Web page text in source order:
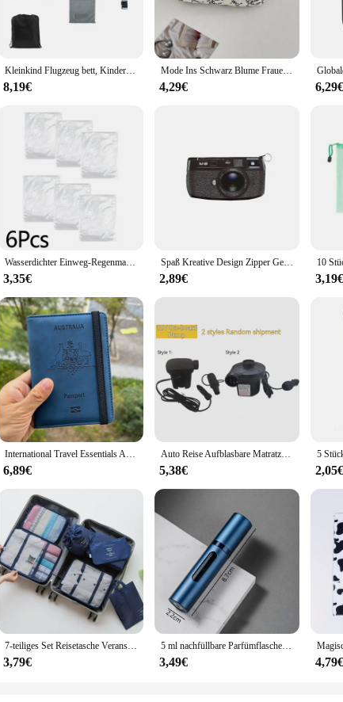
a vendor seeking reliable products to offer your customers, the reise baby
these sets grow with your child, ensuring a comfortable and safe sleep
it an excellent choice for both personal use and retail.
includes convenient features such as under-bed storage and
your product offerings or a parent seeking a high-quality, adaptable
Kleinkind Flugzeug bett, Kinder Flugzeug Sitz Extender Reise bett, Kinder Flugzeug Reise Essentials, Baby tragbare Flugzeug Bett Fuß stütze
8,19€
Mode Ins Schwarz Blume Frauen Quilten Taschen Handtasche Reise Veranstalter Kosmetik Make-Up Lagerung Beutel Tragbare Zipper Tote Tasche
4,29€ 6,29€
Wasserdichter Einweg-Regenmantel für Outdoor-Wandern, Bergreisen, Notfall, transparent, tragbar, für Erwachsene, Poncho-Regen
3,35€
Spaß Kreative Design Zipper Geldbörse Männer Kamera Musik Band Print Retro Kunst Lagerung Tasche Lippenstift Key Kosmetik Damen Schönheit tasche
2,89€ 3,19€
International Travel Essentials Australian Passport Covers Rfid Personalisierte Reisepass-Geldbörse mit RFID
6,89€
Auto Reise Aufblasbare Matratze Luft Bett Rücksitz Zubehör Hinten Clearance Pad Lücke Polsterung Fern Auto Camping Artefakt
5,38€ 2,05€
7-teiliges Set Reisetasche Veranstalter Kleidung Gepäck Reise veranstalter Decke Schuhe Veranstalter Tasche Koffer Tasche Pack würfel
3,79€
5 ml nachfüllbare Parfümflasche aus Glas mit Sprühduftpumpe, tragbare Reise, leere Kosmetikbehälter, Mini-Spray-Zerstäuberflasche
3,49€ 4,79€